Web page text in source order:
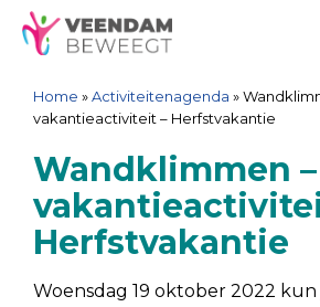
Ga
naar
inhoud
Spring
naar
navigatie
Sitemap
Ga
naar
inhoud
Home »Activiteitenagenda »
vakantieactiviteit – Herfstvakantie
Wandklimmen
Herfstvakantie
Woensdag 19 oktober 2022